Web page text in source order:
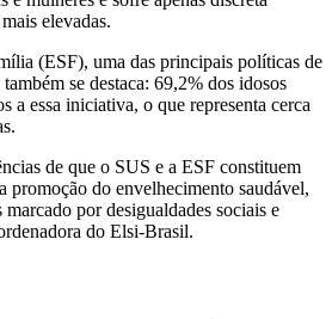
elevadas.
(ESF), uma das principais políticas de
se destaca: 69,2% dos idosos
a essa iniciativa, o que representa cerca
de que o SUS e a ESF constituem
promoção do envelhecimento saudável,
por desigualdades sociais e
do Elsi-Brasil.